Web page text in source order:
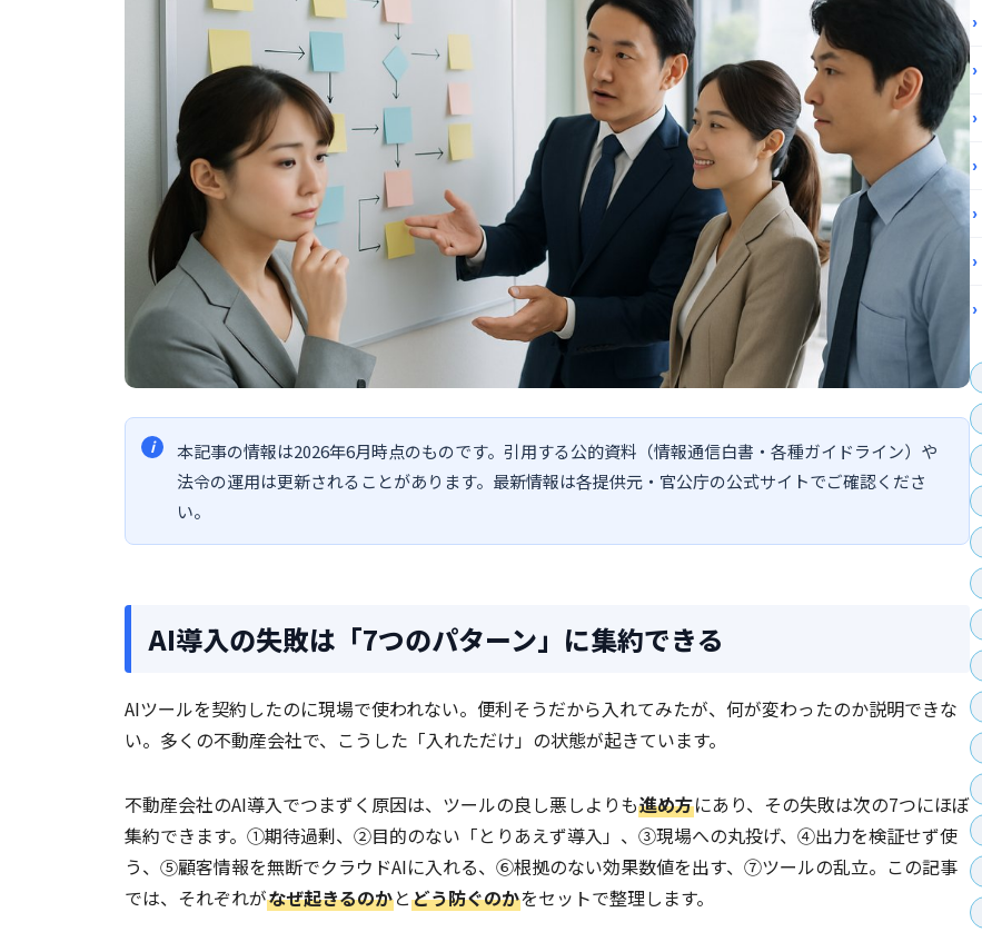
本記事の情報は2026年6月時点のものです。引用する公的資料（情報通信白書・各種ガイドライン）や
法令の運用は更新されることがあります。最新情報は各提供元・官公庁の公式サイトでご確認くださ
い。
AI導入の失敗は「7つのパターン」に集約できる
AIツールを契約したのに現場で使われない。便利そうだから入れてみたが、何が変わったのか説明できな
い。多くの不動産会社で、こうした「入れただけ」の状態が起きています。
不動産会社のAI導入でつまずく原因は、ツールの良し悪しよりも進め方にあり、その失敗は次の7つにほぼ
集約できます。①期待過剰、②目的のない「とりあえず導入」、③現場への丸投げ、④出力を検証せず使
う、⑤顧客情報を無断でクラウドAIに入れる、⑥根拠のない効果数値を出す、⑦ツールの乱立。この記事
では、それぞれがなぜ起きるのかとどう防ぐのかをセットで整理します。